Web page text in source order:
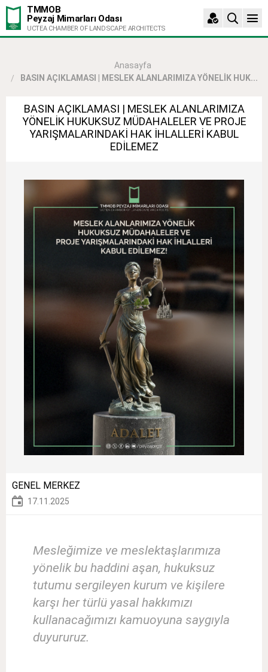
TMMOB
Peyzaj Mimarları Odası
UCTEA CHAMBER OF LANDSCAPE ARCHITECTS
Anasayfa
BASIN AÇIKLAMASI | MESLEK ALANLARIMIZA YÖNELİK HUK...
BASIN AÇIKLAMASI | MESLEK ALANLARIMIZA
YÖNELİK HUKUKSUZ MÜDAHALELER VE PROJE
YARIŞMALARINDAKİ HAK İHLALLERİ KABUL
EDİLEMEZ
GENEL MERKEZ
17.11.2025
Mesleğimize ve meslektaşlarımıza
yönelik bu haddini aşan, hukuksuz
tutumu sergileyen kurum ve kişilere
karşı her türlü yasal hakkımızı
kullanacağımızı kamuoyuna saygıyla
duyururuz.